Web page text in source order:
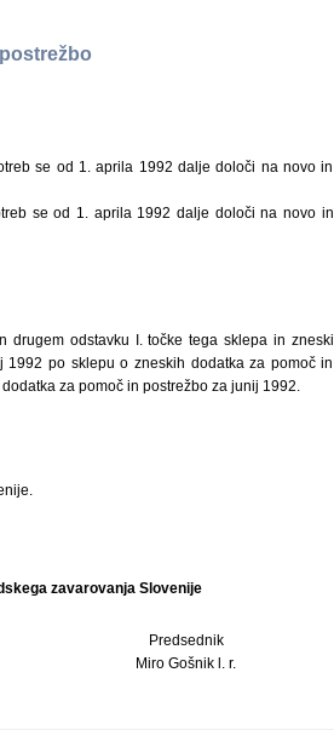
se od 1. aprila 1992 dalje določi na novo in
se od 1. aprila 1992 dalje določi na novo in
drugem odstavku I. točke tega sklepa in zneski
po sklepu o zneskih dodatka za pomoč in
za pomoč in postrežbo za junij 1992.
zavarovanja Slovenije
Predsednik
Miro Gošnik l. r.